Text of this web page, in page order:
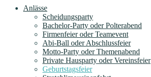
Anlässe
Scheidungsparty
Bachelor-Party oder Polterabend
Firmenfeier oder Teamevent
Abi-Ball oder Abschlussfeier
Motto-Party oder Themenabend
Private Hausparty oder Vereinsfeier
Geburtstagsfeier